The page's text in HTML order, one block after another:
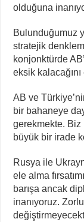
olduğuna
Bulunduğumuz
stratejik
konjonktürde
eksik
AB ve
bir bahaneye
gerekmekte. Biz
büyük bir irade
Rusya ile
ele alma
barışa ancak
inanıyoruz.